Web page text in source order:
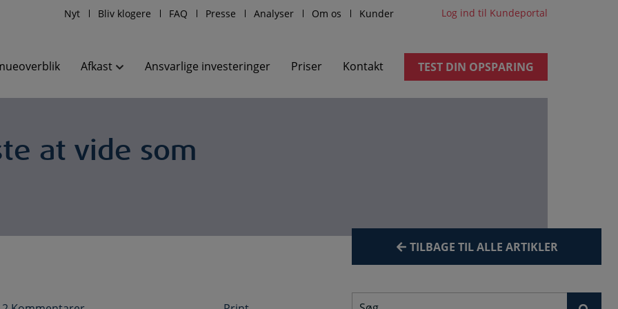
Nyt Bliv klogere FAQ Presse Analyser Om os Kunder Log ind til Kundeportal
Afkast Ansvarlige investeringer Priser Kontakt TEST DIN OPSPARING
at vide som
TILBAGE TIL ALLE ARTIKLER